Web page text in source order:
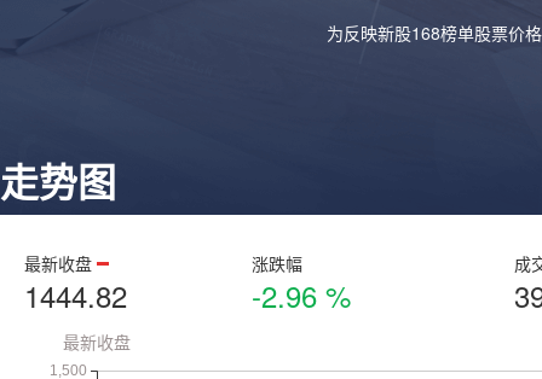
为反映新股168榜单股票价
走势图
最新收盘
1444.82
涨跌幅
-2.96 %
成